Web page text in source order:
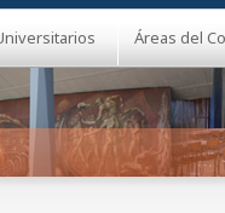
Áreas del